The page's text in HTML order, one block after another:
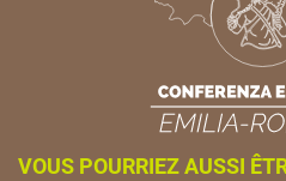
VOUS POURRIEZ AUSSI